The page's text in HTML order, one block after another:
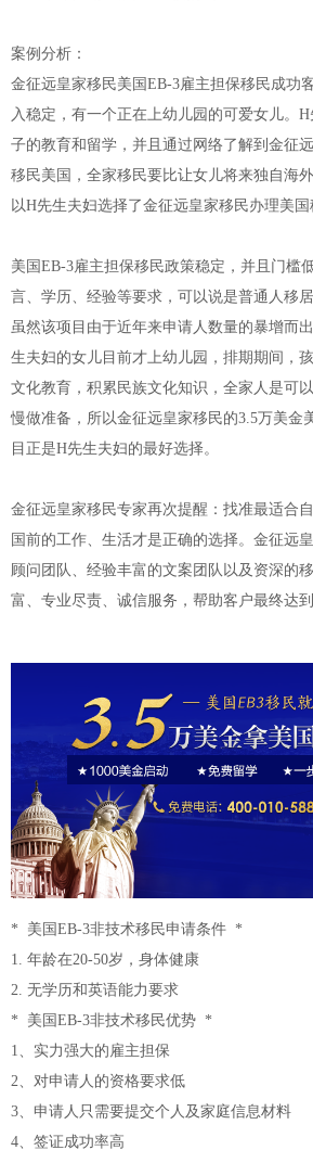
案例分析：
金征远皇家移民美国EB-3雇主担保移民成功
入稳定，有一个正在上幼儿园的可爱女儿。
子的教育和留学，并且通过网络了解到金征
移民美国，全家移民要比让女儿将来独自海
以H先生夫妇选择了金征远皇家移民办理美国
美国EB-3雇主担保移民政策稳定，并且门槛
言、学历、经验等要求，可以说是普通人移
虽然该项目由于近年来申请人数量的暴增而
生夫妇的女儿目前才上幼儿园，排期期间，
文化教育，积累民族文化知识，全家人是可
慢做准备，所以金征远皇家移民的3.5万美金
目正是H先生夫妇的最好选择。
金征远皇家移民专家再次提醒：找准最适合
国前的工作、生活才是正确的选择。金征远
顾问团队、经验丰富的文案团队以及资深的
富、专业尽责、诚信服务，帮助客户最终达到
* 美国EB-3非技术移民申请条件 *
1. 年龄在20-50岁，身体健康
2. 无学历和英语能力要求
* 美国EB-3非技术移民优势 *
1、实力强大的雇主担保
2、对申请人的资格要求低
3、申请人只需要提交个人及家庭信息材料
4、签证成功率高